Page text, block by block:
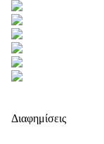
Διαφημίσεις